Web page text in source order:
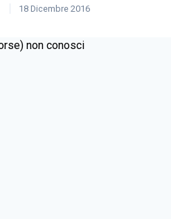
18 Dicembre 2016